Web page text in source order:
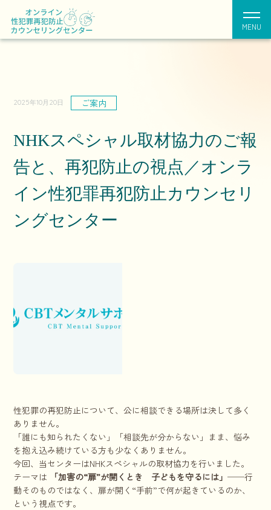
MENU
2025年10月20日 ご案内
NHKスペシャル取材協力のご報
告と、再犯防止の視点／オンラ
イン性犯罪再犯防止カウンセリ
ングセンター
性犯罪の再犯防止について、公に相談できる場所は決して多く
ありません。
「誰にも知られたくない」「相談先が分からない」まま、悩み
を抱え込み続けている方も少なくありません。
今回、当センターはNHKスペシャルの取材協力を行いました。
テーマは
「加害の“扉”が開くとき 子どもを守るには」──行
動そのものではなく、扉が開く“手前”で何が起きているのか、
という視点です。